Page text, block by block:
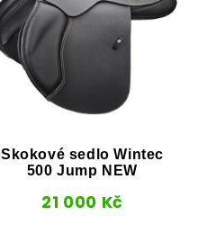
Skokové sedlo Wintec
500 Jump NEW
21 000 Kč